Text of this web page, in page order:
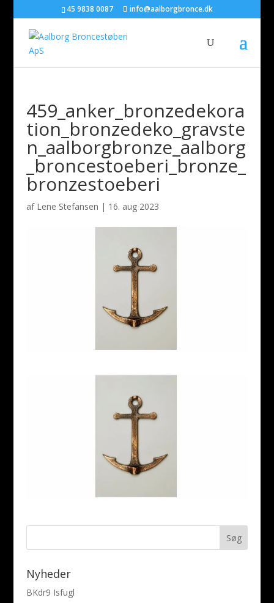
45 9838 0087 info@aalborgbronce.dk
459_anker_bronzedekora
tion_bronzedeko_gravste
n_aalborgbronze_aalborg
_broncestoeberi_bronze_
bronzestoeberi
af Lene Stefansen | 16. aug 2023
Nyheder
BKdr9 Isfugl